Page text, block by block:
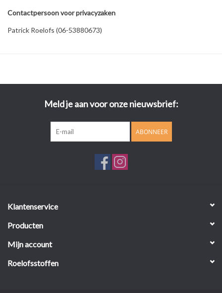
Contactpersoon voor privacyzaken
Patrick Roelofs (06-53880673)
Meld je aan voor onze nieuwsbrief:
ABONNEER
Klantenservice
Producten
Mijn account
Roelofsstoffen